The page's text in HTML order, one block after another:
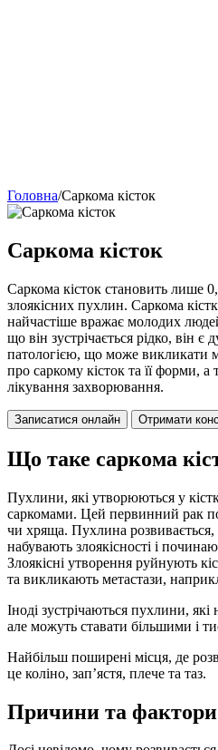
Головна/Саркома кісток
Саркома кісток
Саркома кісток становить лише
злоякісних пухлин. Саркома
найчастіше вражає молодих
що він зустрічається рідко, він
патологією, що може викликати
про саркому кісток та її форми, а
лікування захворювання.
Записатися онлайн Отримати
Що таке саркома
Пухлини, які утворюються у
саркомами. Цей первинний рак
чи хряща. Пухлина розвивається,
набувають злоякісності і
Злоякісні утворення руйнують
та викликають метастази,
Іноді зустрічаються пухлини, які
але можуть ставати більшими і
Найбільш поширені місця, де
це коліно, зап’ястя, плече та таз.
Причини та